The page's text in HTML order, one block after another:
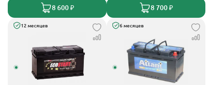
8 600 ₽ 8 700 ₽
12 месяцев 6 месяцев